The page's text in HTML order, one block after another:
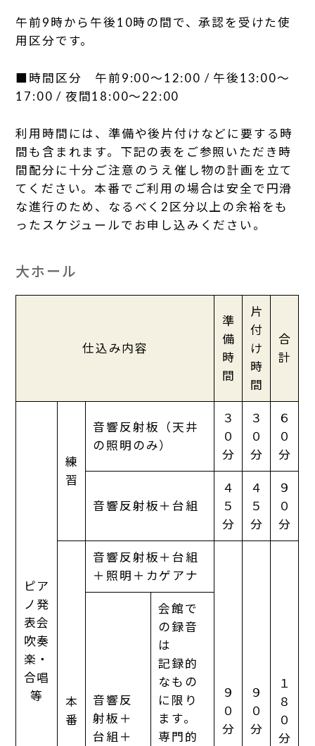
午前9時から午後10時の間で、承認を受けた使
用区分です。
■時間区分 午前9:00〜12:00 / 午後13:00～
17:00 / 夜間18:00〜22:00
利用時間には、準備や後片付けなどに要する時
間も含まれます。下記の表をご参照いただき時
間配分に十分ご注意のうえ催し物の計画を立て
てください。本番でご利用の場合は安全で円滑
な進行のため、なるべく2区分以上の余裕をも
ったスケジュールでお申し込みください。
大ホール
仕込み内容
準
備
時
間
片
付
け
時
間
合
計
ピア
ノ発
表会
吹奏
楽・
合唱
等
練
習
音響反射板（天井
の照明のみ）
３
０
分
３
０
分
６
０
分
音響反射板＋台組
４
５
分
４
５
分
９
０
分
本
番
音響反射板＋台組
＋照明＋カゲアナ
９
０
分
９
０
分
１
８
０
分
音響反
射板＋
台組＋
会館で
の録音
は
記録的
なもの
に限り
ます。
専門的